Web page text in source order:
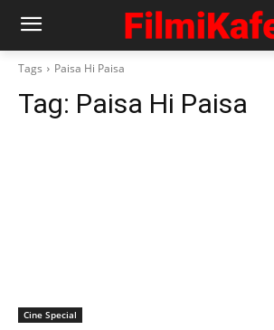
Tags Paisa Hi Paisa
Tag: Paisa Hi Paisa
Cine Special